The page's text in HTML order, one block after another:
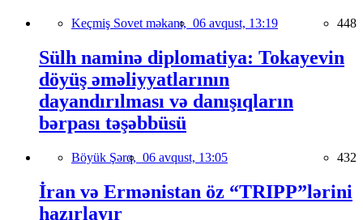
Keçmiş Sovet məkanı, 06 avqust, 13:19 448
Sülh naminə diplomatiya: Tokayevin
döyüş əməliyyatlarının
dayandırılması və danışıqların
bərpası təşəbbüsü
Böyük Şərq, 06 avqust, 13:05 432
İran və Ermənistan öz “TRIPP”lərini
hazırlayır